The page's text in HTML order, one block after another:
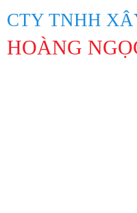
CTY TNHH
HOÀNG